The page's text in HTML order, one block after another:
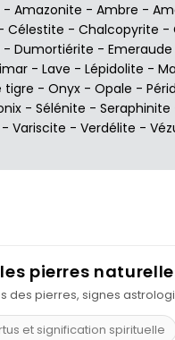
- Amazonite - Ambre -
Célestite - Chalcopyrite -
- Dumortiérite - Emeraude
- Lave - Lépidolite -
tigre - Onyx - Opale -
- Sélénite - Seraphinite
- Variscite - Verdélite -
pierres
des pierres, signes
et signification spirituelle